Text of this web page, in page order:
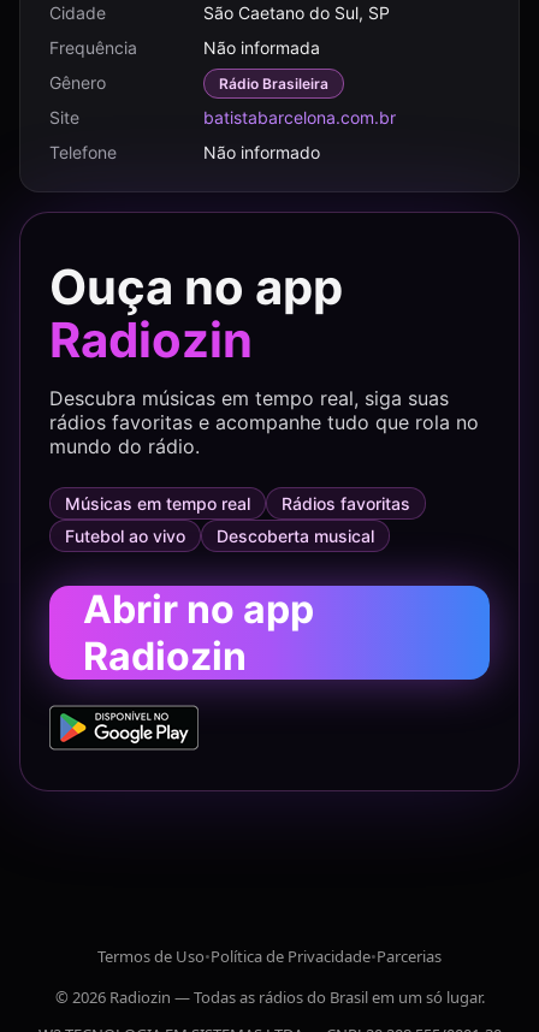
Cidade
São Caetano do Sul, SP
Frequência
Não informada
Gênero
Rádio Brasileira
Site
batistabarcelona.com.br
Telefone
Não informado
Ouça no app
Radiozin
Descubra músicas em tempo real, siga suas
rádios favoritas e acompanhe tudo que rola no
mundo do rádio.
Músicas em tempo real
Rádios favoritas
Futebol ao vivo
Descoberta musical
Abrir no app
Radiozin
Termos de Uso•Política de Privacidade•Parcerias
© 2026 Radiozin — Todas as rádios do Brasil em um só lugar.